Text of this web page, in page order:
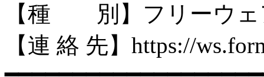
【種 別】フリーウェ
【連 絡 先】https://